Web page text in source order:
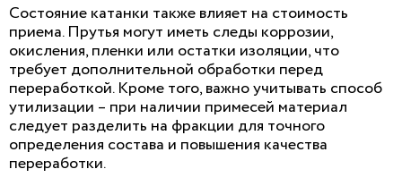
Состояние катанки также влияет на стоимость
приема. Прутья могут иметь следы коррозии,
окисления, пленки или остатки изоляции, что
требует дополнительной обработки перед
переработкой. Кроме того, важно учитывать способ
утилизации – при наличии примесей материал
следует разделить на фракции для точного
определения состава и повышения качества
переработки.